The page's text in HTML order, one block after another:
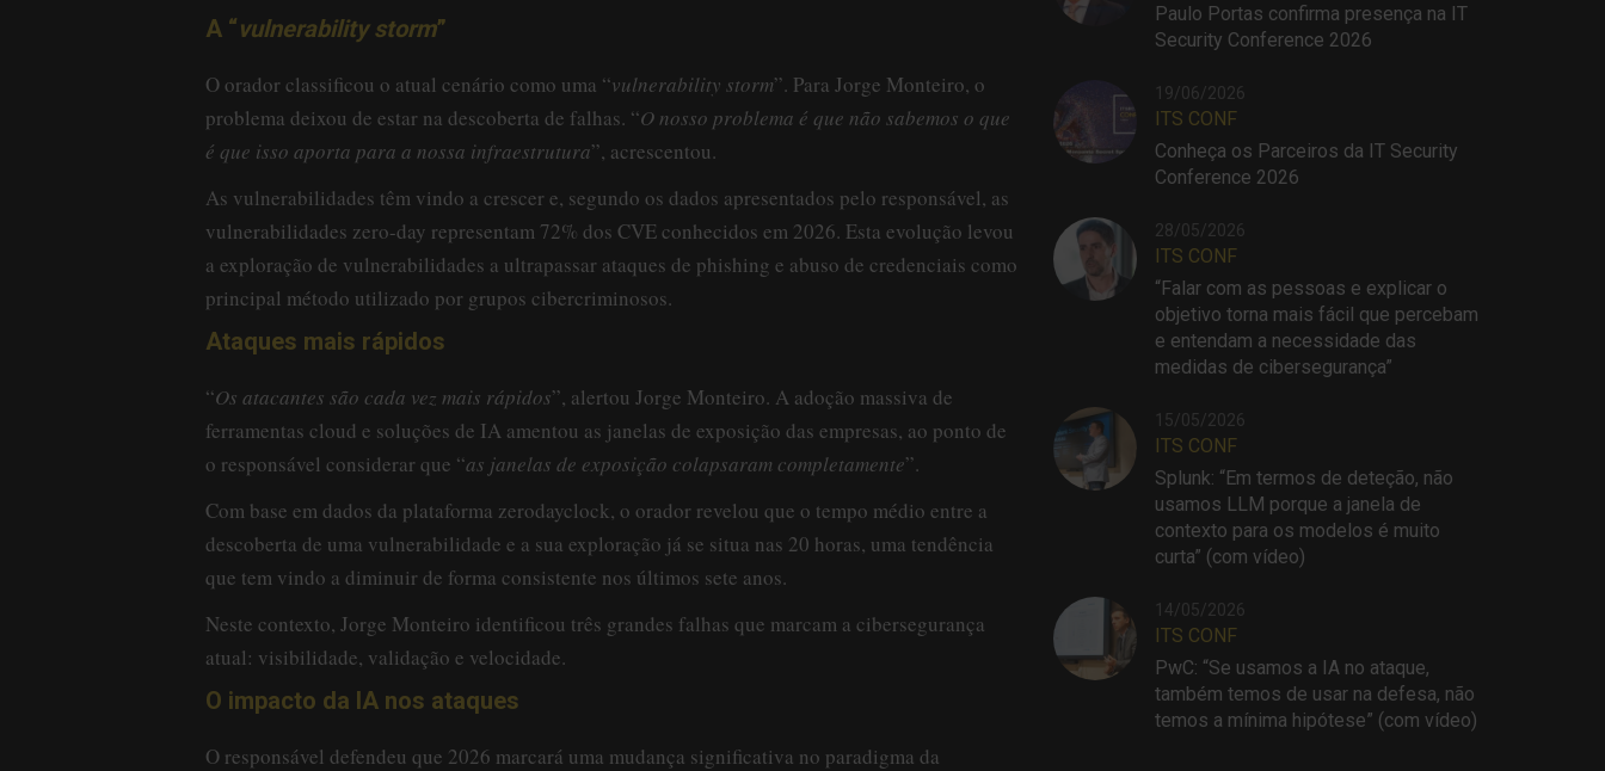
A “vulnerability storm”
O orador classificou o atual cenário como uma “vulnerability storm”. Para Jorge Monteiro, o
problema deixou de estar na descoberta de falhas. “O nosso problema é que não sabemos o que
é que isso aporta para a nossa infraestrutura”, acrescentou.
As vulnerabilidades têm vindo a crescer e, segundo os dados apresentados pelo responsável, as
vulnerabilidades zero-day representam 72% dos CVE conhecidos em 2026. Esta evolução levou
a exploração de vulnerabilidades a ultrapassar ataques de phishing e abuso de credenciais como
principal método utilizado por grupos cibercriminosos.
Ataques mais rápidos
“Os atacantes são cada vez mais rápidos”, alertou Jorge Monteiro. A adoção massiva de
ferramentas cloud e soluções de IA amentou as janelas de exposição das empresas, ao ponto de
o responsável considerar que “as janelas de exposição colapsaram completamente”.
Com base em dados da plataforma zerodayclock, o orador revelou que o tempo médio entre a
descoberta de uma vulnerabilidade e a sua exploração já se situa nas 20 horas, uma tendência
que tem vindo a diminuir de forma consistente nos últimos sete anos.
Neste contexto, Jorge Monteiro identificou três grandes falhas que marcam a cibersegurança
atual: visibilidade, validação e velocidade.
O impacto da IA nos ataques
O responsável defendeu que 2026 marcará uma mudança significativa no paradigma da
Paulo Portas confirma presença na IT
Security Conference 2026
19/06/2026
ITS CONF
Conheça os Parceiros da IT Security
Conference 2026
28/05/2026
ITS CONF
“Falar com as pessoas e explicar o
objetivo torna mais fácil que percebam
e entendam a necessidade das
medidas de cibersegurança”
15/05/2026
ITS CONF
Splunk: “Em termos de deteção, não
usamos LLM porque a janela de
contexto para os modelos é muito
curta” (com vídeo)
14/05/2026
ITS CONF
PwC: “Se usamos a IA no ataque,
também temos de usar na defesa, não
temos a mínima hipótese” (com vídeo)